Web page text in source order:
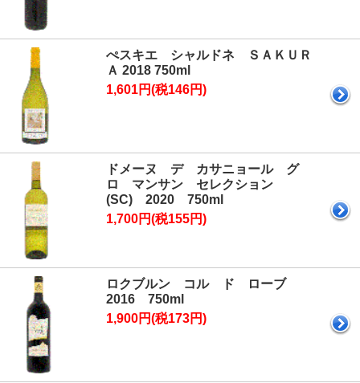
ぺスキエ シャルドネ ＳＡＫＵＲ
Ａ 2018 750ml
1,601円(税146円)
ドメーヌ デ カサニョール グ
ロ マンサン セレクション
(SC) 2020 750ml
1,700円(税155円)
ロクブルン コル ド ローブ
2016 750ml
1,900円(税173円)